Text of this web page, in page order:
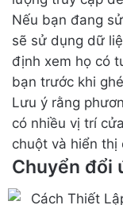
Nếu bạn đang
sẽ sử dụng dữ
định xem họ có
bạn trước khi
Lưu ý rằng
có nhiều vị trí
chuột và hiển thị
Chuyển đổi